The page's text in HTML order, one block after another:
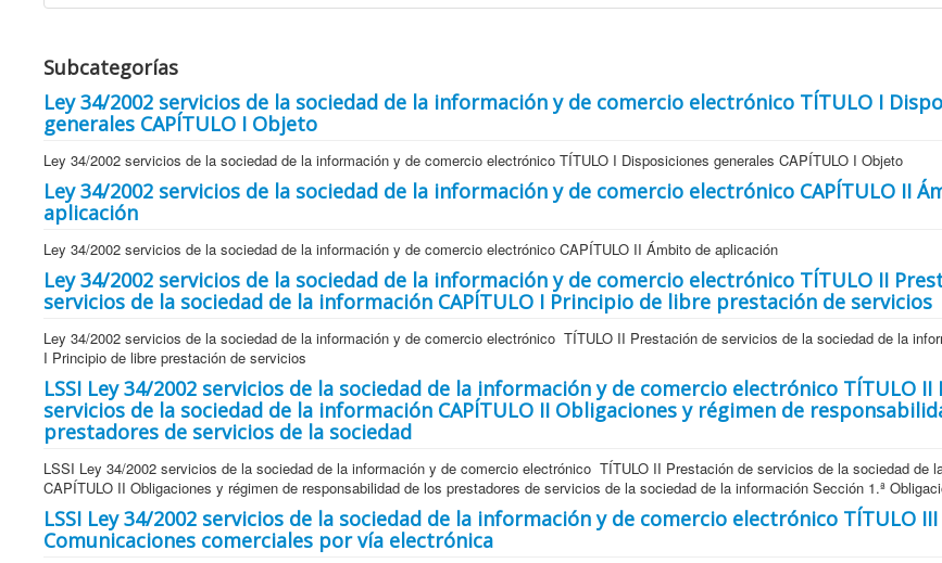
Subcategorías
Ley 34/2002 servicios de la sociedad de la información y de comercio electrónico TÍTULO I
generales CAPÍTULO I Objeto
Ley 34/2002 servicios de la sociedad de la información y de comercio electrónico TÍTULO I Disposiciones generales CAPÍTULO I Objeto
Ley 34/2002 servicios de la sociedad de la información y de comercio electrónico CAPÍTULO II
aplicación
Ley 34/2002 servicios de la sociedad de la información y de comercio electrónico CAPÍTULO II Ámbito de aplicación
Ley 34/2002 servicios de la sociedad de la información y de comercio electrónico TÍTULO II
servicios de la sociedad de la información CAPÍTULO I Principio de libre prestación de servicios
Ley 34/2002 servicios de la sociedad de la información y de comercio electrónico TÍTULO II Prestación de servicios de la sociedad de la
I Principio de libre prestación de servicios
LSSI Ley 34/2002 servicios de la sociedad de la información y de comercio electrónico TÍTULO II
servicios de la sociedad de la información CAPÍTULO II Obligaciones y régimen de
prestadores de servicios de la sociedad
LSSI Ley 34/2002 servicios de la sociedad de la información y de comercio electrónico TÍTULO II Prestación de servicios de la sociedad de
CAPÍTULO II Obligaciones y régimen de responsabilidad de los prestadores de servicios de la sociedad de la información Sección 1.ª
LSSI Ley 34/2002 servicios de la sociedad de la información y de comercio electrónico TÍTULO III
Comunicaciones comerciales por vía electrónica